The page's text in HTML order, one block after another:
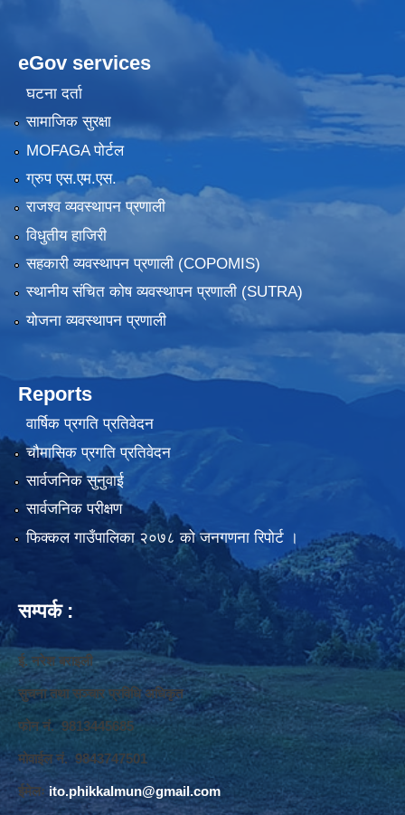
eGov services
घटना दर्ता
सामाजिक सुरक्षा
MOFAGA पोर्टल
ग्रुप एस.एम.एस.
राजश्व व्यवस्थापन प्रणाली
विधुतीय हाजिरी
सहकारी व्यवस्थापन प्रणाली (COPOMIS)
स्थानीय संचित कोष व्यवस्थापन प्रणाली (SUTRA)
योजना व्यवस्थापन प्रणाली
Reports
वार्षिक प्रगति प्रतिवेदन
चौमासिक प्रगति प्रतिवेदन
सार्वजनिक सुनुवाई
सार्वजनिक परीक्षण
फिक्कल गाउँपालिका २०७८ को जनगणना रिपोर्ट ।
सम्पर्क :
ई. नरेश बराइली
सुचना तथा सञ्‍चार प्रविधि अधिकृत
फोन नं. 9813445685
मोवाईल नं. 9843747501
ईमेलः ito.phikkalmun@gmail.com